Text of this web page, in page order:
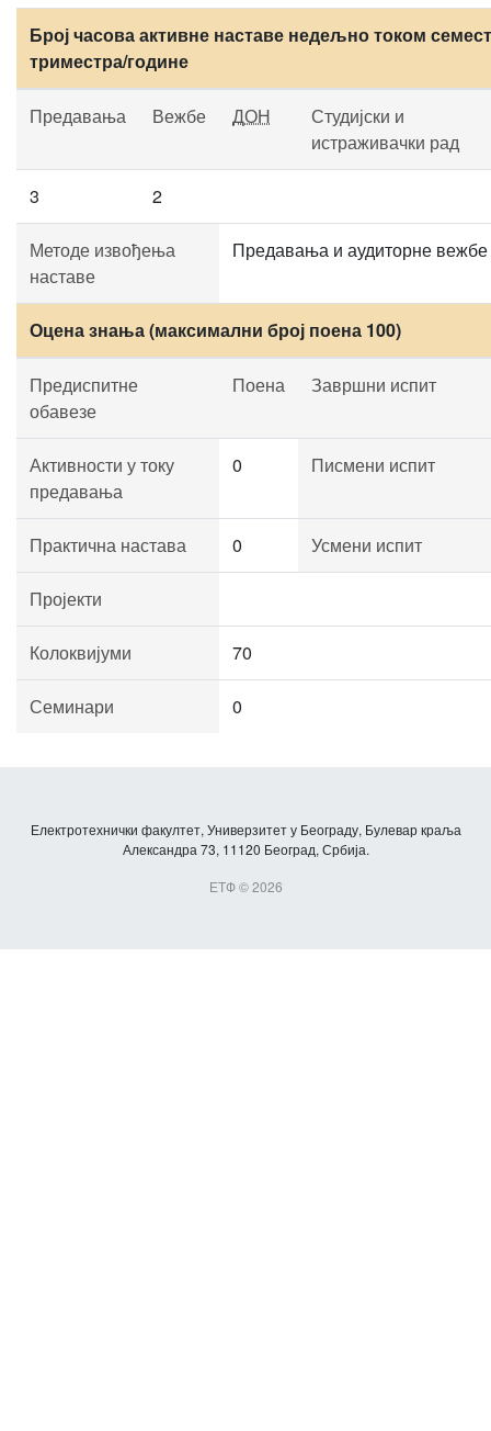
Број часова активне наставе недељно током
триместра/године
Предавања Вежбе ДОН
Студијски и
истраживачки рад
3 2
Методе извођења
наставе
Предавања и аудиторне вежбе
Оцена знања (максимални број поена 100)
Предиспитне
обавезе
Поена Завршни испит
Активности у току
предавања
0 Писмени испит
Практична настава 0 Усмени испит
Пројекти
Колоквијуми 70
Семинари 0
Електротехнички факултет, Универзитет у Београду, Булевар краља
Александра 73, 11120 Београд, Србија.
ЕТФ © 2026